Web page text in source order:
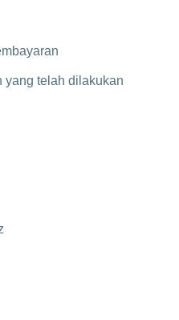
yang telah dilakukan